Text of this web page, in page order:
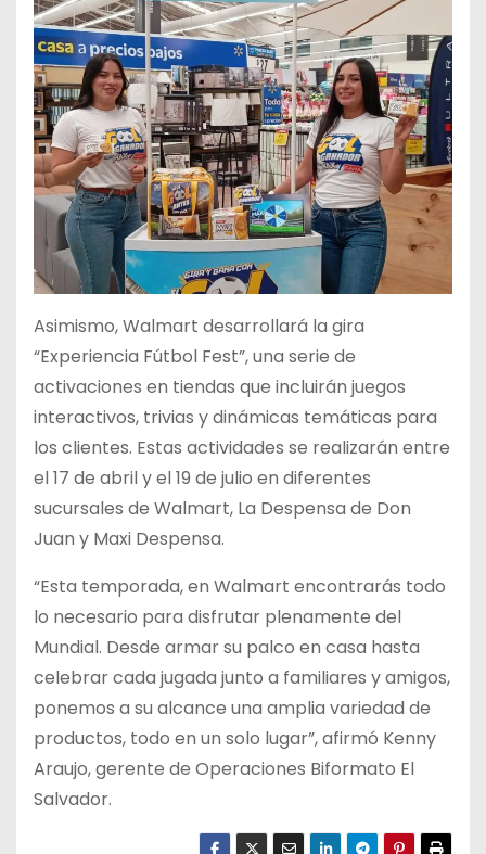
Asimismo, Walmart desarrollará la gira
“Experiencia Fútbol Fest”, una serie de
activaciones en tiendas que incluirán juegos
interactivos, trivias y dinámicas temáticas para
los clientes. Estas actividades se realizarán entre
el 17 de abril y el 19 de julio en diferentes
sucursales de Walmart, La Despensa de Don
Juan y Maxi Despensa.
“Esta temporada, en Walmart encontrarás todo
lo necesario para disfrutar plenamente del
Mundial. Desde armar su palco en casa hasta
celebrar cada jugada junto a familiares y amigos,
ponemos a su alcance una amplia variedad de
productos, todo en un solo lugar”, afirmó Kenny
Araujo, gerente de Operaciones Biformato El
Salvador.